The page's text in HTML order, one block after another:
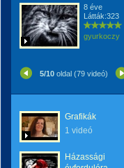
8 éve
Látták:323
gyurkoczy
5/10 oldal (79 videó)
Grafikák
1 videó
Házassági